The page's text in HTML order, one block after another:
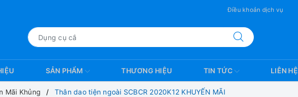
Điều khoản dịch vụ
SẢN PHẨM THƯƠNG HIỆU TIN TỨC LIÊN HỆ
Mãi Khủng Thân dao tiện ngoài SCBCR 2020K12 KHUYẾN MÃI